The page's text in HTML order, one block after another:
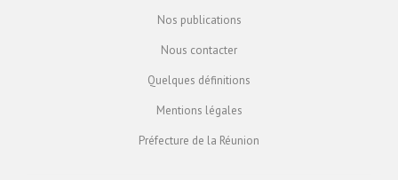
Nos publications
Nous contacter
Quelques définitions
Mentions légales
Préfecture de la Réunion